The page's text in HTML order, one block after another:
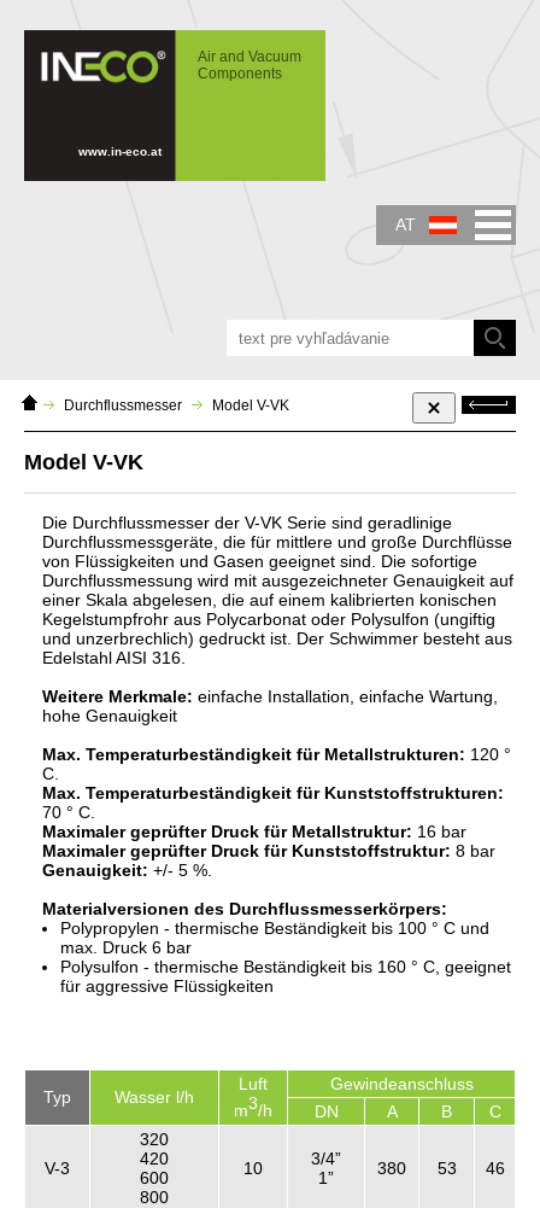
Model V-VK
Air and Vacuum
Components
www.in-eco.at
Domáca
stránka
Durchflussmesser Model V-VK Zurück
Model V-VK
Die Durchflussmesser der V-VK Serie sind geradlinige
Durchflussmessgeräte, die für mittlere und große Durchflüsse
von Flüssigkeiten und Gasen geeignet sind. Die sofortige
Durchflussmessung wird mit ausgezeichneter Genauigkeit auf
einer Skala abgelesen, die auf einem kalibrierten konischen
Kegelstumpfrohr aus Polycarbonat oder Polysulfon (ungiftig
und unzerbrechlich) gedruckt ist. Der Schwimmer besteht aus
Edelstahl AISI 316.
Weitere Merkmale: einfache Installation, einfache Wartung,
hohe Genauigkeit
Max. Temperaturbeständigkeit für Metallstrukturen: 120 °
C.
Max. Temperaturbeständigkeit für Kunststoffstrukturen:
70 ° C.
Maximaler geprüfter Druck für Metallstruktur: 16 bar
Maximaler geprüfter Druck für Kunststoffstruktur: 8 bar
Genauigkeit: +/- 5 %.
Materialversionen des Durchflussmesserkörpers:
Polypropylen - thermische Beständigkeit bis 100 ° C und
max. Druck 6 bar
Polysulfon - thermische Beständigkeit bis 160 ° C, geeignet
für aggressive Flüssigkeiten
Typ Wasser l/h
Luft
m3/h
Gewindeanschluss
DN
A B C
V-3
320
420
600
800
10
3/4”
1”
380 53 46
AT